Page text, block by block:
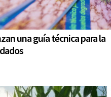
una guía técnica para la